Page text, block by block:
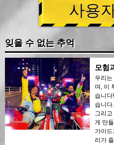
사용
잊을 수 없는 추억
모험
우리
며, 이
습니
습니
그리
게 만
가이
리가